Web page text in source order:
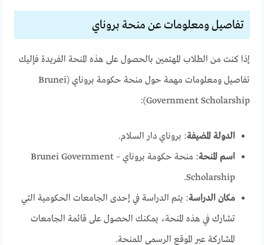
تفاصيل ومعلومات عن منحة بروناي
إذا كنت من الطلاب المهتمين بالحصول على هذه المنحة الفريدة فإليك
تفاصيل ومعلومات مهمة حول منحة حكومة بروناي (Brunei
Government Scholarship):
الدولة المضيفة: بروناي دار السلام.
اسم المنحة
: منحة حكومة بروناي – Brunei Government
Scholarship.
مكان الدراسة: يتم الدراسة في إحدى الجامعات الحكومية التي
تشارك في هذه المنحة، يمكنك الحصول على قائمة الجامعات
المشاركة عبر الموقع الرسمي للمنحة.